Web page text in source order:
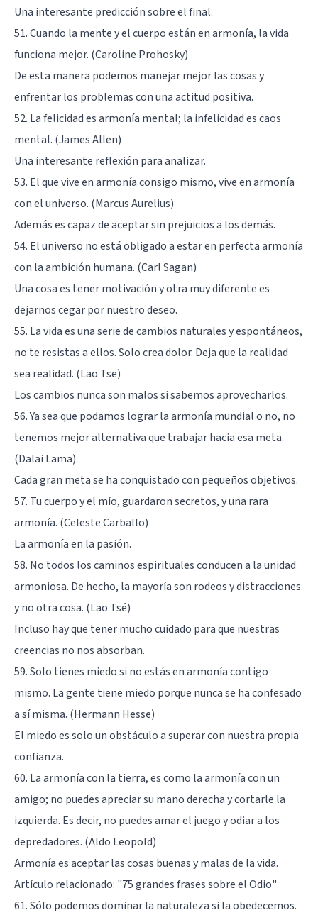
Una interesante predicción sobre el final.
51. Cuando la mente y el cuerpo están en armonía, la vida
funciona mejor. (Caroline Prohosky)
De esta manera podemos manejar mejor las cosas y
enfrentar los problemas con una actitud positiva.
52. La felicidad es armonía mental; la infelicidad es caos
mental. (James Allen)
Una interesante reflexión para analizar.
53. El que vive en armonía consigo mismo, vive en armonía
con el universo. (Marcus Aurelius)
Además es capaz de aceptar sin prejuicios a los demás.
54. El universo no está obligado a estar en perfecta armonía
con la ambición humana. (Carl Sagan)
Una cosa es tener motivación y otra muy diferente es
dejarnos cegar por nuestro deseo.
55. La vida es una serie de cambios naturales y espontáneos,
no te resistas a ellos. Solo crea dolor. Deja que la realidad
sea realidad. (Lao Tse)
Los cambios nunca son malos si sabemos aprovecharlos.
56. Ya sea que podamos lograr la armonía mundial o no, no
tenemos mejor alternativa que trabajar hacia esa meta.
(Dalai Lama)
Cada gran meta se ha conquistado con pequeños objetivos.
57. Tu cuerpo y el mío, guardaron secretos, y una rara
armonía. (Celeste Carballo)
La armonía en la pasión.
58. No todos los caminos espirituales conducen a la unidad
armoniosa. De hecho, la mayoría son rodeos y distracciones
y no otra cosa. (Lao Tsé)
Incluso hay que tener mucho cuidado para que nuestras
creencias no nos absorban.
59. Solo tienes miedo si no estás en armonía contigo
mismo. La gente tiene miedo porque nunca se ha confesado
a sí misma. (Hermann Hesse)
El miedo es solo un obstáculo a superar con nuestra propia
confianza.
60. La armonía con la tierra, es como la armonía con un
amigo; no puedes apreciar su mano derecha y cortarle la
izquierda. Es decir, no puedes amar el juego y odiar a los
depredadores. (Aldo Leopold)
Armonía es aceptar las cosas buenas y malas de la vida.
Artículo relacionado: "75 grandes frases sobre el Odio"
61. Sólo podemos dominar la naturaleza si la obedecemos.